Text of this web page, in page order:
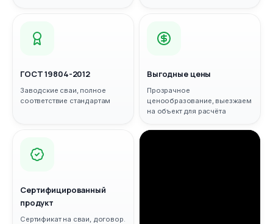
ГОСТ 19804-2012
Заводские сваи, полное
соответствие стандартам
Выгодные цены
Прозрачное
ценообразование, выезжаем
на объект для расчёта
Сертифицированный
продукт
Сертификат на сваи, договор.